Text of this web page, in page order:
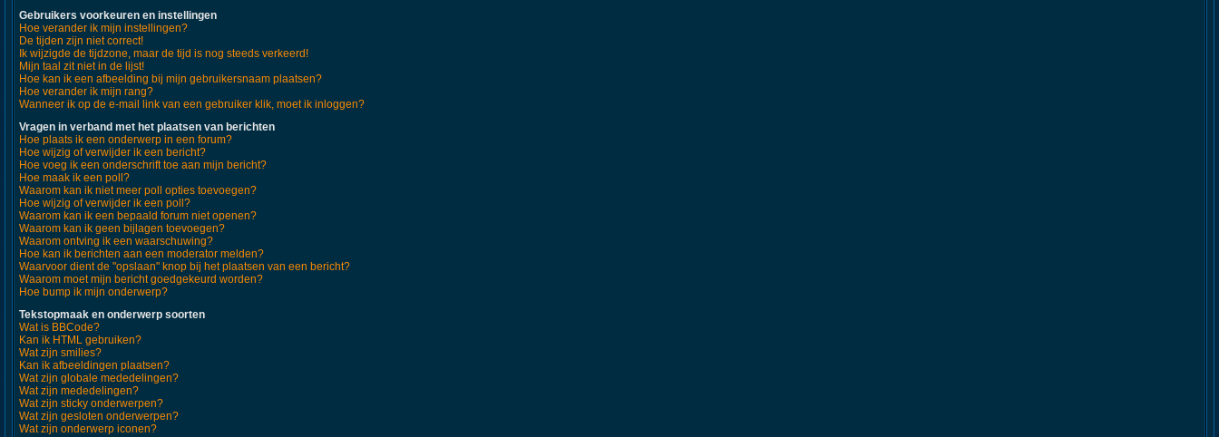
Gebruikers voorkeuren en instellingen
Hoe verander ik mijn instellingen?
De tijden zijn niet correct!
Ik wijzigde de tijdzone, maar de tijd is nog steeds verkeerd!
Mijn taal zit niet in de lijst!
Hoe kan ik een afbeelding bij mijn gebruikersnaam plaatsen?
Hoe verander ik mijn rang?
Wanneer ik op de e-mail link van een gebruiker klik, moet ik inloggen?
Vragen in verband met het plaatsen van berichten
Hoe plaats ik een onderwerp in een forum?
Hoe wijzig of verwijder ik een bericht?
Hoe voeg ik een onderschrift toe aan mijn bericht?
Hoe maak ik een poll?
Waarom kan ik niet meer poll opties toevoegen?
Hoe wijzig of verwijder ik een poll?
Waarom kan ik een bepaald forum niet openen?
Waarom kan ik geen bijlagen toevoegen?
Waarom ontving ik een waarschuwing?
Hoe kan ik berichten aan een moderator melden?
Waarvoor dient de "opslaan" knop bij het plaatsen van een bericht?
Waarom moet mijn bericht goedgekeurd worden?
Hoe bump ik mijn onderwerp?
Tekstopmaak en onderwerp soorten
Wat is BBCode?
Kan ik HTML gebruiken?
Wat zijn smilies?
Kan ik afbeeldingen plaatsen?
Wat zijn globale mededelingen?
Wat zijn mededelingen?
Wat zijn sticky onderwerpen?
Wat zijn gesloten onderwerpen?
Wat zijn onderwerp iconen?